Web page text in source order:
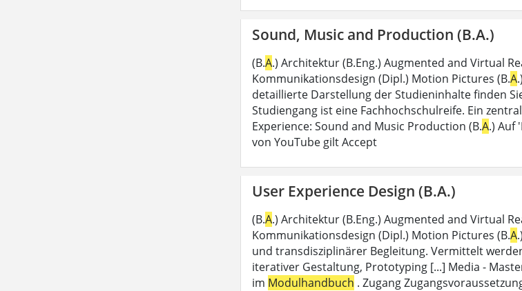
Sound, Music and Production (B.A.)
(B.A.) Architektur (B.Eng.) Augmented and Virtual
Kommunikationsdesign (Dipl.) Motion Pictures (B.A
detaillierte Darstellung der Studieninhalte finden
Studiengang ist eine Fachhochschulreife. Ein
Experience: Sound and Music Production (B.A.) Auf
von YouTube gilt Accept
User Experience Design (B.A.)
(B.A.) Architektur (B.Eng.) Augmented and Virtual
Kommunikationsdesign (Dipl.) Motion Pictures (B.A
und transdisziplinärer Begleitung. Vermittelt
iterativer Gestaltung, Prototyping [...] Media -
im Modulhandbuch . Zugang